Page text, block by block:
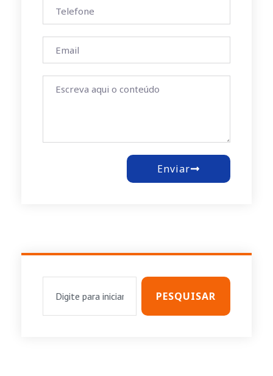
Enviar
PESQUISAR